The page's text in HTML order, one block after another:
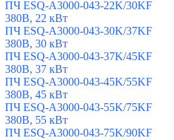
ПЧ ESQ-A3000-043-22K/30KF
380В, 22 кВт
ПЧ ESQ-A3000-043-30K/37KF
380В, 30 кВт
ПЧ ESQ-A3000-043-37K/45KF
380В, 37 кВт
ПЧ ESQ-A3000-043-45K/55KF
380В, 45 кВт
ПЧ ESQ-A3000-043-55K/75KF
380В, 55 кВт
ПЧ ESQ-A3000-043-75K/90KF